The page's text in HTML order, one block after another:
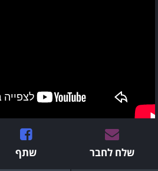
שלח לחבר שתף